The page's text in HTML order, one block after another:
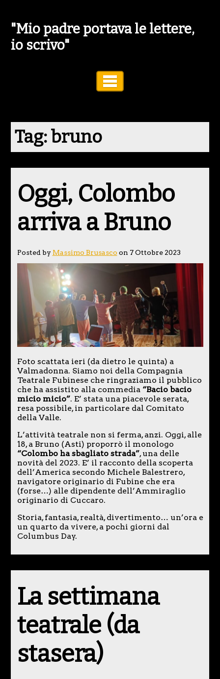
"Mio padre portava le lettere,
io scrivo"
Tag:bruno
Oggi, Colombo
arriva a Bruno
Posted by Massimo Brusasco on 7 Ottobre 2023
Foto scattata ieri (da dietro le quinta) a
Valmadonna. Siamo noi della Compagnia
Teatrale Fubinese che ringraziamo il pubblico
che ha assistito alla commedia “Bacio bacio
micio micio”. E’ stata una piacevole serata,
resa possibile, in particolare dal Comitato
della Valle.
L’attività teatrale non si ferma, anzi. Oggi, alle
18, a Bruno (Asti) proporrò il monologo
“Colombo ha sbagliato strada”, una delle
novità del 2023. E’ il racconto della scoperta
dell’America secondo Michele Balestrero,
navigatore originario di Fubine che era
(forse…) alle dipendente dell’Ammiraglio
originario di Cuccaro.
Storia, fantasia, realtà, divertimento… un’ora e
un quarto da vivere, a pochi giorni dal
Columbus Day.
La settimana
teatrale (da
stasera)